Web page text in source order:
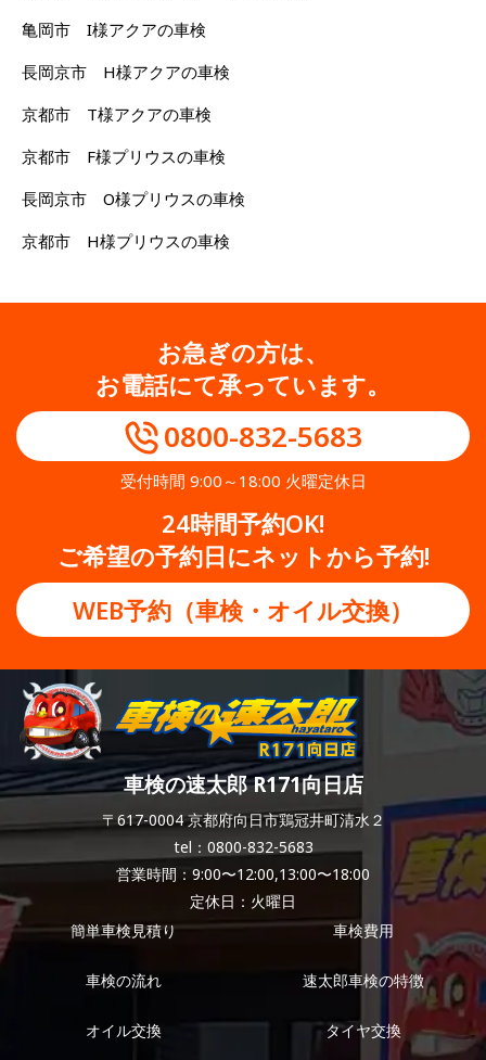
亀岡市 I様アクアの車検
長岡京市 H様アクアの車検
京都市 T様アクアの車検
京都市 F様プリウスの車検
長岡京市 O様プリウスの車検
京都市 H様プリウスの車検
お急ぎの方は、
お電話にて承っています。
0800-832-5683
受付時間 9:00～18:00 火曜定休日
24時間予約OK!
ご希望の予約日にネットから予約!
WEB予約（車検・オイル交換）
車検の速太郎 R171向日店
〒617-0004 京都府向日市鶏冠井町清水２
tel：0800-832-5683
営業時間：9:00〜12:00,13:00〜18:00
定休日：火曜日
簡単車検見積り
車検費用
車検の流れ 速太郎車検の特徴
オイル交換 タイヤ交換